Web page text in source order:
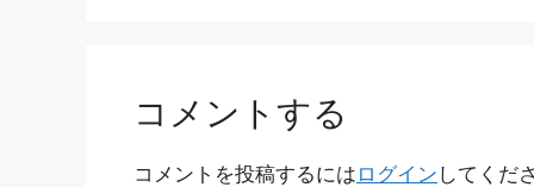
コメントする
コメントを投稿するには ログイン してくだ